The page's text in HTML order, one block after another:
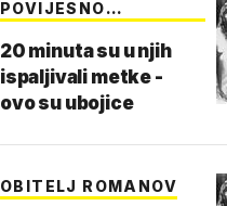
POVIJESNO
20 minuta su u njih
ispaljivali metke -
ovo su ubojice
OBITELJ ROMANOV